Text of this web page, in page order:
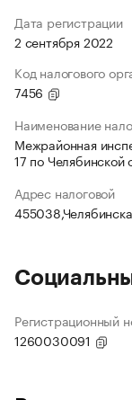
Дата регистрации
2 сентября 2022
Код налогового
7456
Наименование
Межрайонная
17 по Челябинской
Адрес налоговой
Регистрационный
1260030091